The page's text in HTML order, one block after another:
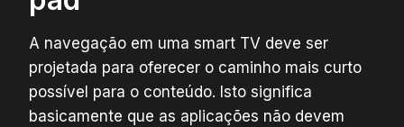
A navegação em uma smart TV deve ser
projetada para oferecer o caminho mais curto
possível para o conteúdo. Isto significa
basicamente que as aplicações não devem